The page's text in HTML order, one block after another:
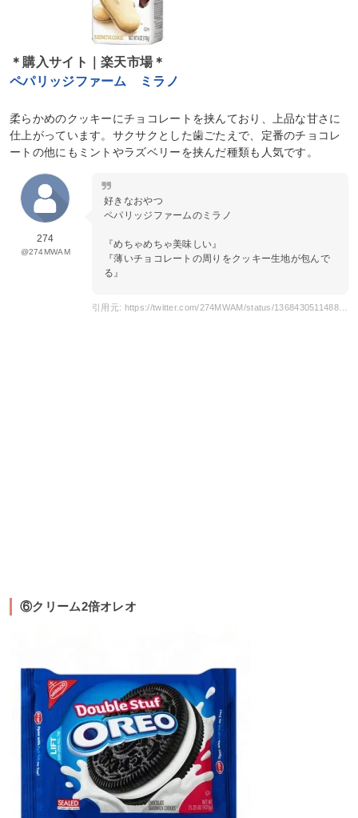
＊購入サイト｜楽天市場＊
ペパリッジファーム ミラノ
柔らかめのクッキーにチョコレートを挟んており、上品な甘さに
仕上がっています。サクサクとした歯ごたえで、定番のチョコレ
ートの他にもミントやラズベリーを挟んだ種類も人気です。
274
@274MWAM
好きなおやつ
ペパリッジファームのミラノ
『めちゃめちゃ美味しい』
『薄いチョコレートの周りをクッキー生地が包んで
る』
引用元: https://twitter.com/274MWAM/status/1368430511488528384?s=20
⑥クリーム2倍オレオ